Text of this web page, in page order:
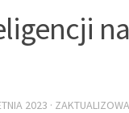
2023 ·